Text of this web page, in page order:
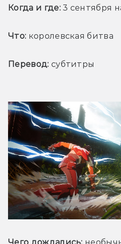
Когда и где: 3 сентября
Что: королевская битва
Перевод: субтитры
Чего дождались: